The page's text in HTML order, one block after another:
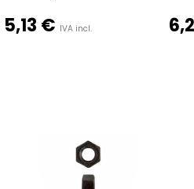
5,13 € IVA incl.